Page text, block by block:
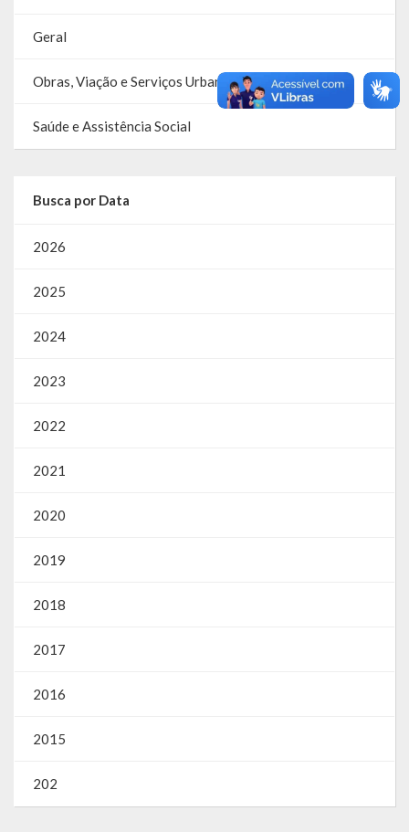
Geral
Obras, Viação e Serviços Urbanos
Saúde e Assistência Social
Busca por Data
2026
2025
2024
2023
2022
2021
2020
2019
2018
2017
2016
2015
202